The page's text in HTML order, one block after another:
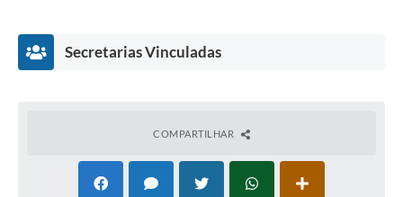
Enquete
Secretarias Vinculadas
COMPARTILHAR